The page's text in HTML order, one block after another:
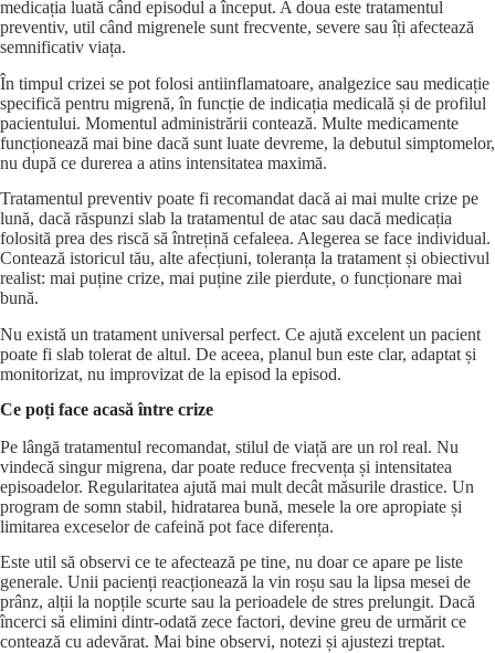
medicația luată când episodul a început. A doua este tratamentul
preventiv, util când migrenele sunt frecvente, severe sau îți afectează
semnificativ viața.
În timpul crizei se pot folosi antiinflamatoare, analgezice sau medicație
specifică pentru migrenă, în funcție de indicația medicală și de profilul
pacientului. Momentul administrării contează. Multe medicamente
funcționează mai bine dacă sunt luate devreme, la debutul simptomelor,
nu după ce durerea a atins intensitatea maximă.
Tratamentul preventiv poate fi recomandat dacă ai mai multe crize pe
lună, dacă răspunzi slab la tratamentul de atac sau dacă medicația
folosită prea des riscă să întrețină cefaleea. Alegerea se face individual.
Contează istoricul tău, alte afecțiuni, toleranța la tratament și obiectivul
realist: mai puține crize, mai puține zile pierdute, o funcționare mai
bună.
Nu există un tratament universal perfect. Ce ajută excelent un pacient
poate fi slab tolerat de altul. De aceea, planul bun este clar, adaptat și
monitorizat, nu improvizat de la episod la episod.
Ce poți face acasă între crize
Pe lângă tratamentul recomandat, stilul de viață are un rol real. Nu
vindecă singur migrena, dar poate reduce frecvența și intensitatea
episoadelor. Regularitatea ajută mai mult decât măsurile drastice. Un
program de somn stabil, hidratarea bună, mesele la ore apropiate și
limitarea exceselor de cafeină pot face diferența.
Este util să observi ce te afectează pe tine, nu doar ce apare pe liste
generale. Unii pacienți reacționează la vin roșu sau la lipsa mesei de
prânz, alții la nopțile scurte sau la perioadele de stres prelungit. Dacă
încerci să elimini dintr-odată zece factori, devine greu de urmărit ce
contează cu adevărat. Mai bine observi, notezi și ajustezi treptat.